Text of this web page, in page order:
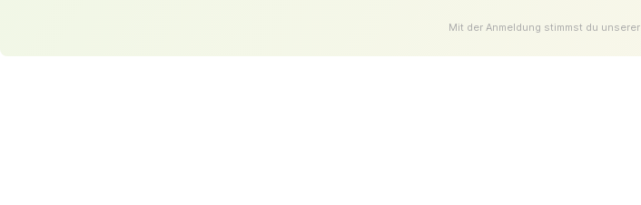
Mit der Anmeldung stimmst du unserer